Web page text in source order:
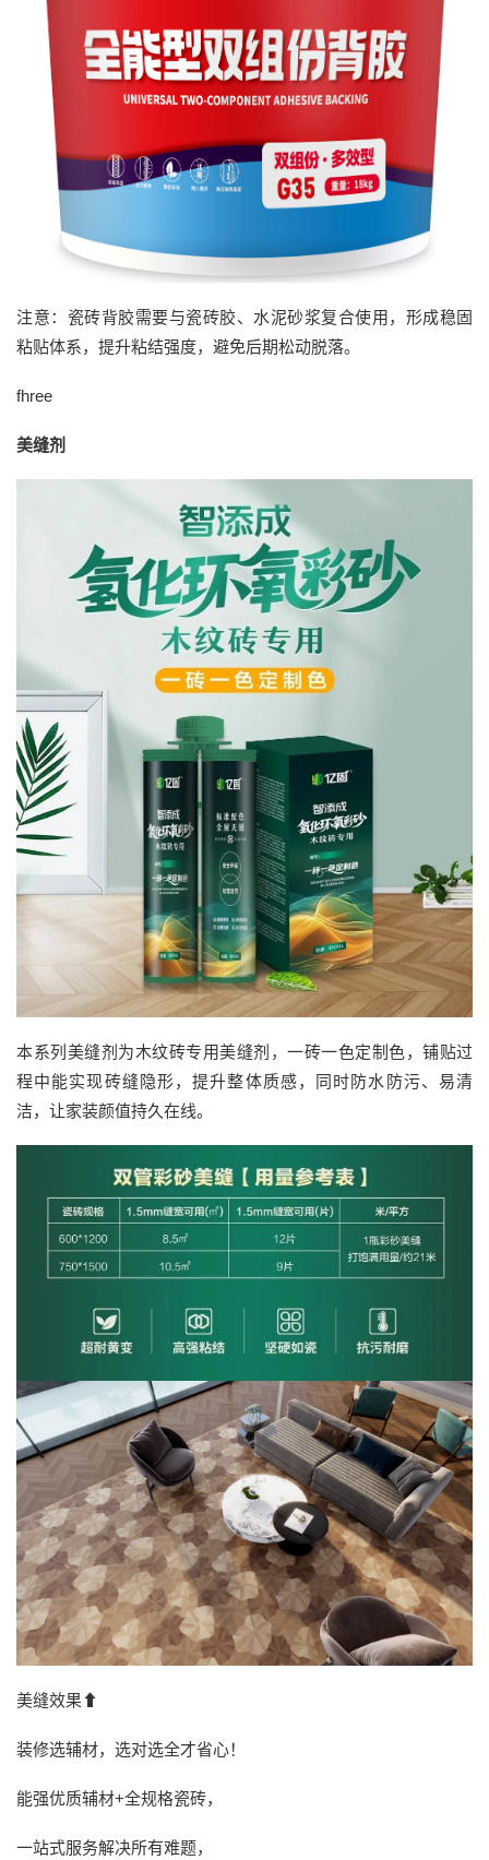
注意：瓷砖背胶需要与瓷砖胶、水泥砂浆复合使用，形成稳固
粘贴体系，提升粘结强度，避免后期松动脱落。
fhree
美缝剂
本系列美缝剂为木纹砖专用美缝剂，一砖一色定制色，铺贴过
程中能实现砖缝隐形，提升整体质感，同时防水防污、易清
洁，让家装颜值持久在线。
美缝效果⬆
装修选辅材，选对选全才省心！
能强优质辅材+全规格瓷砖，
一站式服务解决所有难题，